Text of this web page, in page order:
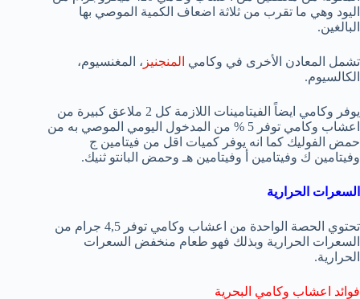
اليود وهي ما تقرب من ثلاثة اضعاف الكمية الموصي بها
البالغين.
تشمل المعادن الأخرى في وكامي المنجنيز ، المغنسيوم،
الكالسيوم.
يوفر وكامي ايضاً الفيتامينات اللازمة كل 2 ملاعق كبيرة من
اعشاب وكامي توفر 5 % من المدخول اليومي الموصي به من
حمض الفوليك كما انه يوفر كميات اقل من فيتامين ج
وفيتامين ك وفيتامين أ وفيتامين هـ وحمض البانتو ثنيك.
السعرات الحرارية
تحتوي الحصة الواحدة من اعشاب وكامي توفر 4,5 جرام من
السعرات الحرارية وبذلك فهو طعام منخفض السعرات
الحرارية.
فوائد اعشاب وكامي البحرية